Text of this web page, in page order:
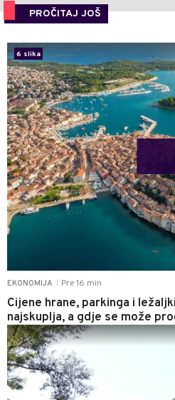
PROČITAJ JOŠ
EKONOMIJA Pre 16 min
Cijene hrane, parkinga i
najskuplja, a gdje se može
6 slika